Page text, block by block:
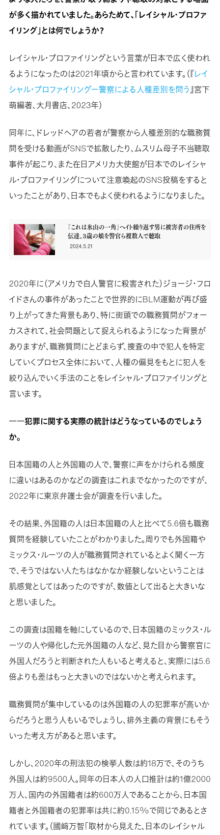
が多く描かれていました。あらためて、「レイシャル・プロファ
イリング」とは何でしょうか？
レイシャル・プロファイリングという言葉が日本で広く使われ
るようになったのは2021年頃からと言われています。（『レイ
シャル・プロファイリングー警察による人種差別を問う』宮下
萌編著、大月書店、2023年）
同年に、ドレッドヘアの若者が警察から人種差別的な職務質
問を受ける動画がSNSで拡散したり、ムスリム母子不当聴取
事件が起こり、また在日アメリカ大使館が日本でのレイシャ
ル・プロファイリングについて注意喚起のSNS投稿をすると
いったことがあり、日本でもよく使われるようになりました。
「これは氷山の一角」ヘイト繰り返す男に被害者の住所を
伝達、３歳の娘を警官ら複数人で聴取
―これがなぜ「違法」ではないのか
2024.5.21
2020年に（アメリカで白人警官に殺害された）ジョージ・フロ
イドさんの事件があったことで世界的にBLM運動が再び盛
り上がってきた背景もあり、特に街頭での職務質問がフォー
カスされて、社会問題として捉えられるようになった背景が
ありますが、職務質問にとどまらず、捜査の中で犯人を特定
していくプロセス全体において、人種の偏見をもとに犯人を
絞り込んでいく手法のことをレイシャル・プロファイリングと
言います。
――犯罪に関する実際の統計はどうなっているのでしょう
か。
日本国籍の人と外国籍の人で、警察に声をかけられる頻度
に違いはあるのかなどの調査はこれまでなかったのですが、
2022年に東京弁護士会が調査を行いました。
その結果、外国籍の人は日本国籍の人と比べて5.6倍も職務
質問を経験していたことがわかりました。周りでも外国籍や
ミックス・ルーツの人が職務質問されているとよく聞く一方
で、そうではない人たちはなかなか経験しないということは
肌感覚としてはあったのですが、数値として出ると大きいな
と思いました。
この調査は国籍を軸にしているので、日本国籍のミックス・ル
ーツの人や帰化した元外国籍の人など、見た目から警察官に
外国人だろうと判断された人もいると考えると、実際には5.6
倍よりも差はもっと大きいのではないかと考えられます。
職務質問が集中しているのは外国籍の人の犯罪率が高いか
らだろうと思う人もいるでしょうし、排外主義の背景にもそう
いった考え方があると思います。
しかし、2020年の刑法犯の検挙人数は約18万で、そのうち
外国人は約9500人。同年の日本人の人口推計は約1億2000
万人、国内の外国籍者は約600万人であることから、日本国
籍者と外国籍者の犯罪率は共に約0.15%で同じであるとさ
れています。（國﨑万智「取材から見えた、日本のレイシャル